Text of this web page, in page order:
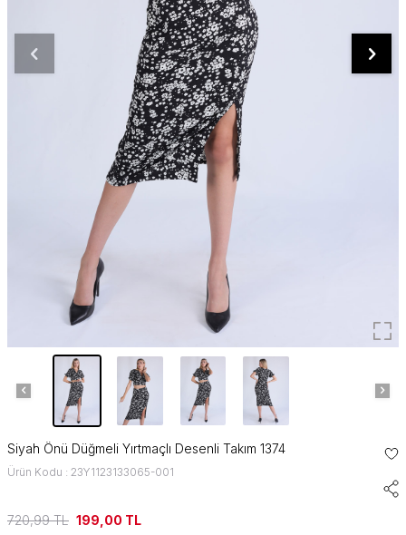
Siyah Önü Düğmeli Yırtmaçlı Desenli Takım 1374
Ürün Kodu : 23Y1123133065-001
720,99TL 199,00 TL